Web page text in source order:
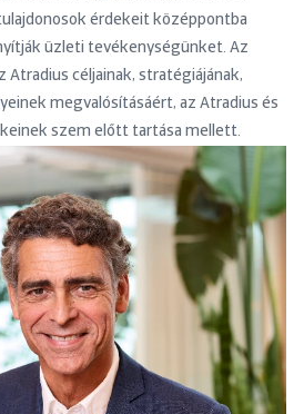
érdekeit középpontba
üzleti tevékenységünket. Az
Atradius céljainak, stratégiájának,
megvalósításáért, az Atradius és
szem előtt tartása mellett.